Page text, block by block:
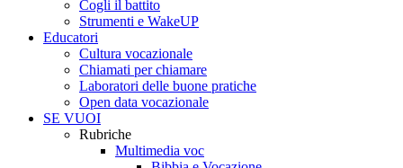
Cogli il battito
Strumenti e WakeUP
Educatori
Cultura vocazionale
Chiamati per chiamare
Laboratori delle buone pratiche
Open data vocazionale
SE VUOI
Rubriche
Multimedia voc